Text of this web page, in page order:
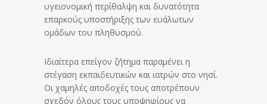
υγειονομική περίθαλψη και δυνατότητα
επαρκούς υποστήριξης των ευάλωτων
ομάδων του πληθυσμού.
Ιδιαίτερα επείγον ζήτημα παραμένει η
στέγαση εκπαιδευτικών και ιατρών στο νησί.
Οι χαμηλές αποδοχές τους αποτρέπουν
σχεδόν όλους τους υποψηφίους να